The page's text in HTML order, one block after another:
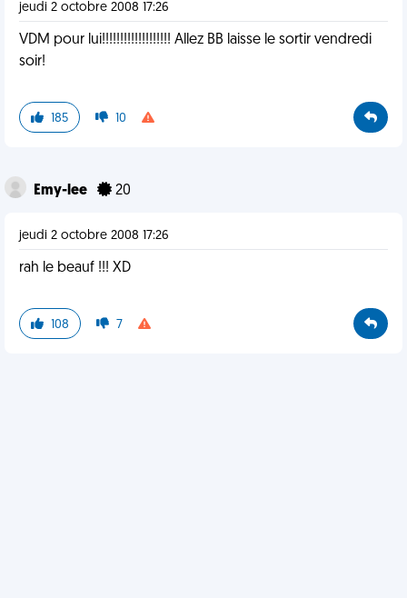
jeudi 2 octobre 2008 17:26
VDM pour lui!!!!!!!!!!!!!!!!!!! Allez BB laisse le sortir vendredi
soir!
185 10
Emy-lee 20
jeudi 2 octobre 2008 17:26
rah le beauf !!! XD
108 7